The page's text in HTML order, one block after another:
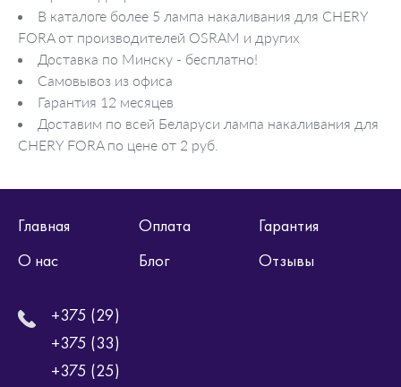
В каталоге более 5 лампа накаливания для CHERY
FORA от производителей OSRAM и других
Доставка по Минску - бесплатно!
Самовывоз из офиса
Гарантия 12 месяцев
Доставим по всей Беларуси лампа накаливания для
CHERY FORA по цене от 2 руб.
Главная Оплата
Гарантия
О нас
Блог Отзывы
+375 (29)
+375 (33)
+375 (25)